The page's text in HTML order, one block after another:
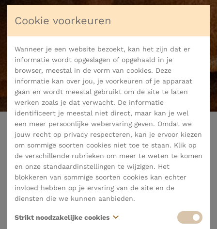
privacyverklaring
Versie aangepast op 04/06/2019
La Belle respecteert uw rechten bij de verwerking van uw
persoonsgegevens. In deze verklaring vindt u hoe we uw
persoonsgegevens verzamelen, verwerken en gebruiken.
Deze privacyverklaring geeft het algemene beleid aan op het
Cookie voorkeuren
Wanneer je een website bezoekt, kan het zijn dat er
informatie wordt opgeslagen of opgehaald in je
browser, meestal in de vorm van cookies. Deze
informatie kan over jou, je voorkeuren of je apparaat
gaan en wordt meestal gebruikt om de site te laten
werken zoals je dat verwacht. De informatie
identificeert je meestal niet direct, maar kan je wel
een meer persoonlijke webervaring geven. Omdat we
jouw recht op privacy respecteren, kan je ervoor kiezen
om sommige soorten cookies niet toe te staan. Klik op
de verschillende rubrieken om meer te weten te komen
en onze standaardinstellingen te wijzigen. Het
blokkeren van sommige soorten cookies kan echter
invloed hebben op je ervaring van de site en de
diensten die we kunnen aanbieden.
Strikt noodzakelijke cookies